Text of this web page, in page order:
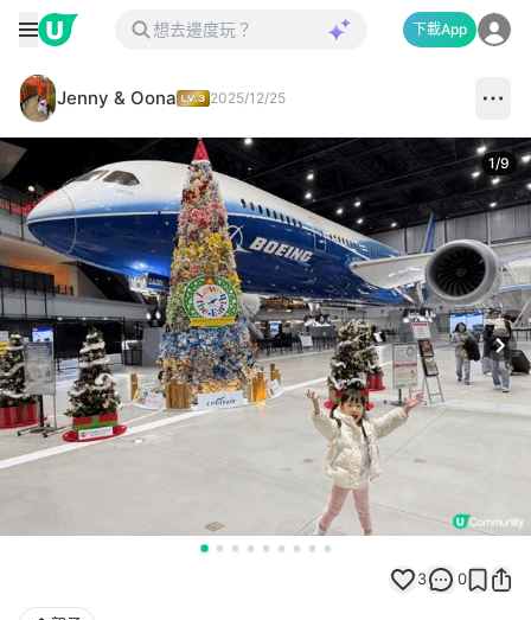
下載App
Jenny & Oona 2025/12/25
1/9
3 0